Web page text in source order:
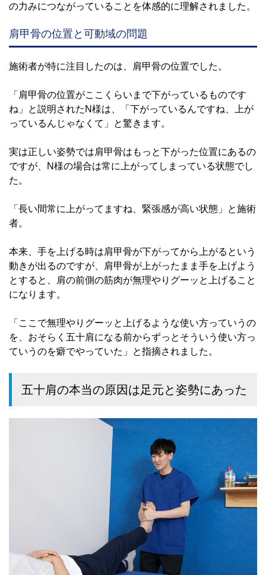
の力みにつながっていることを体感的に理解されました。
肩甲骨の位置と可動域の問題
施術者が特に注目したのは、肩甲骨の位置でした。
「肩甲骨の位置がここくらいまで下がっているものです
ね」と説明されたN様は、「下がっているんですね、上が
っているんじゃなくて」と驚きます。
実は正しい姿勢では肩甲骨はもっと下がった位置にあるの
ですが、N様の場合は常に上がってしまっている状態でし
た。
「長い間常に上がってますね、緊張感が高い状態」と施術
者。
本来、手を上げる時は肩甲骨が下がってから上がるという
動きが出るのですが、肩甲骨が上がったまま手を上げよう
とすると、肩の前側の筋肉が無理やりグーッと上げること
になります。
「ここで無理やりグーッと上げるような使い方っていうの
を、おそらく五十肩になる前からずっとそういう使い方っ
ていうのを癖でやっていた」と指摘されました。
五十肩の本当の原因は足元と姿勢にあった